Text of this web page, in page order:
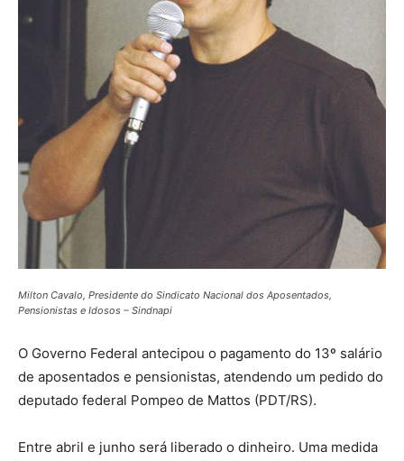
Milton Cavalo, Presidente do Sindicato Nacional dos Aposentados,
Pensionistas e Idosos – Sindnapi
O Governo Federal antecipou o pagamento do 13º salário
de aposentados e pensionistas, atendendo um pedido do
deputado federal Pompeo de Mattos (PDT/RS).
Entre abril e junho será liberado o dinheiro. Uma medida